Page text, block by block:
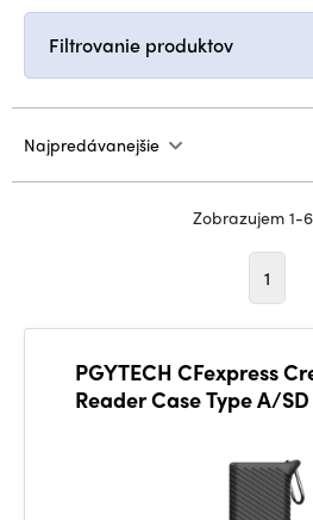
Filtrovanie produktov
Najpredávanejšie
Zobrazujem 1-
1
PGYTECH CFexpress
Reader Case Type A/